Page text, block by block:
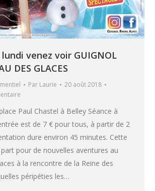
venez voir GUIGNOL
DES GLACES
Par Laurie
20 août 2018
Paul Chastel à Belley Séance à
est de 7 € pour tous, à partir de 2
dure environ 45 minutes. Cette
pour de nouvelles aventures au
à la rencontre de la Reine des
péripéties les…